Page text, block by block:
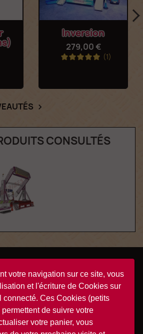
votre navigation sur ce site, vous
et l'écriture de Cookies sur
connecté. Ces Cookies (petits
de suivre votre
votre panier, vous
Inversion
279,00 €
(1)

CONSULTÉS
FacebookYouTubeInstagram
TikTok